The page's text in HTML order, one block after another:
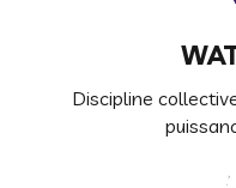
Discipline